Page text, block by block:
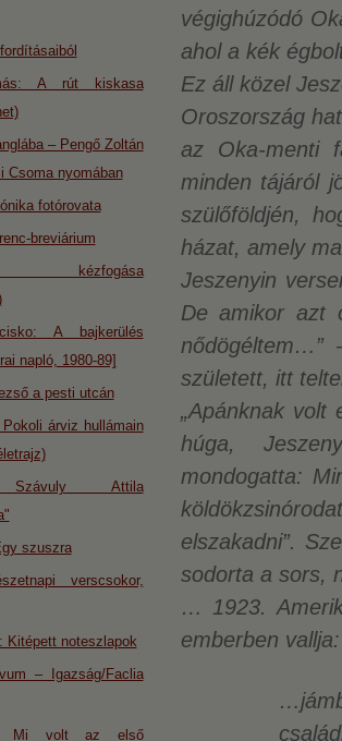
végighúzódó
ahol a kék
Ez áll közel
Oroszország
az Oka-menti
minden tájáról
szülőföldjén,
házat, amely
Jeszenyin
De amikor azt
nődögéltem…”
született, itt
„Apánknak volt
húga,
mondogatta:
elszakadni”.
sodorta a sors,
… 1923.
emberben vallja:
A rút kiskasa
– Pengő Zoltán
Csoma nyomában
fotórovata
breviárium
kézfogása
A bajkerülés
napló, 1980-89]
a pesti utcán
árviz hullámain
Szávuly Attila
szuszra
verscsokor,
Kitépett noteszlapok
– Igazság/Faclia
Mi volt az első